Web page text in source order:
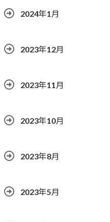
2024年1月
2023年12月
2023年11月
2023年10月
2023年8月
2023年5月